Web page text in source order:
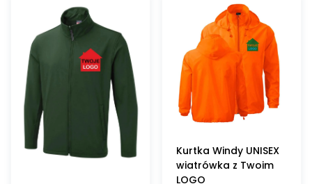
Kurtka Windy UNISEX
wiatrówka z Twoim
LOGO